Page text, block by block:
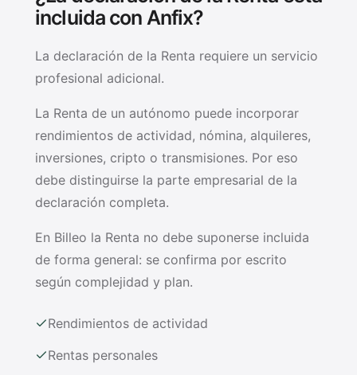
incluida con Anfix?
La declaración de la Renta requiere un servicio
profesional adicional.
La Renta de un autónomo puede incorporar
rendimientos de actividad, nómina, alquileres,
inversiones, cripto o transmisiones. Por eso
debe distinguirse la parte empresarial de la
declaración completa.
En Billeo la Renta no debe suponerse incluida
de forma general: se confirma por escrito
según complejidad y plan.
Rendimientos de actividad
Rentas personales